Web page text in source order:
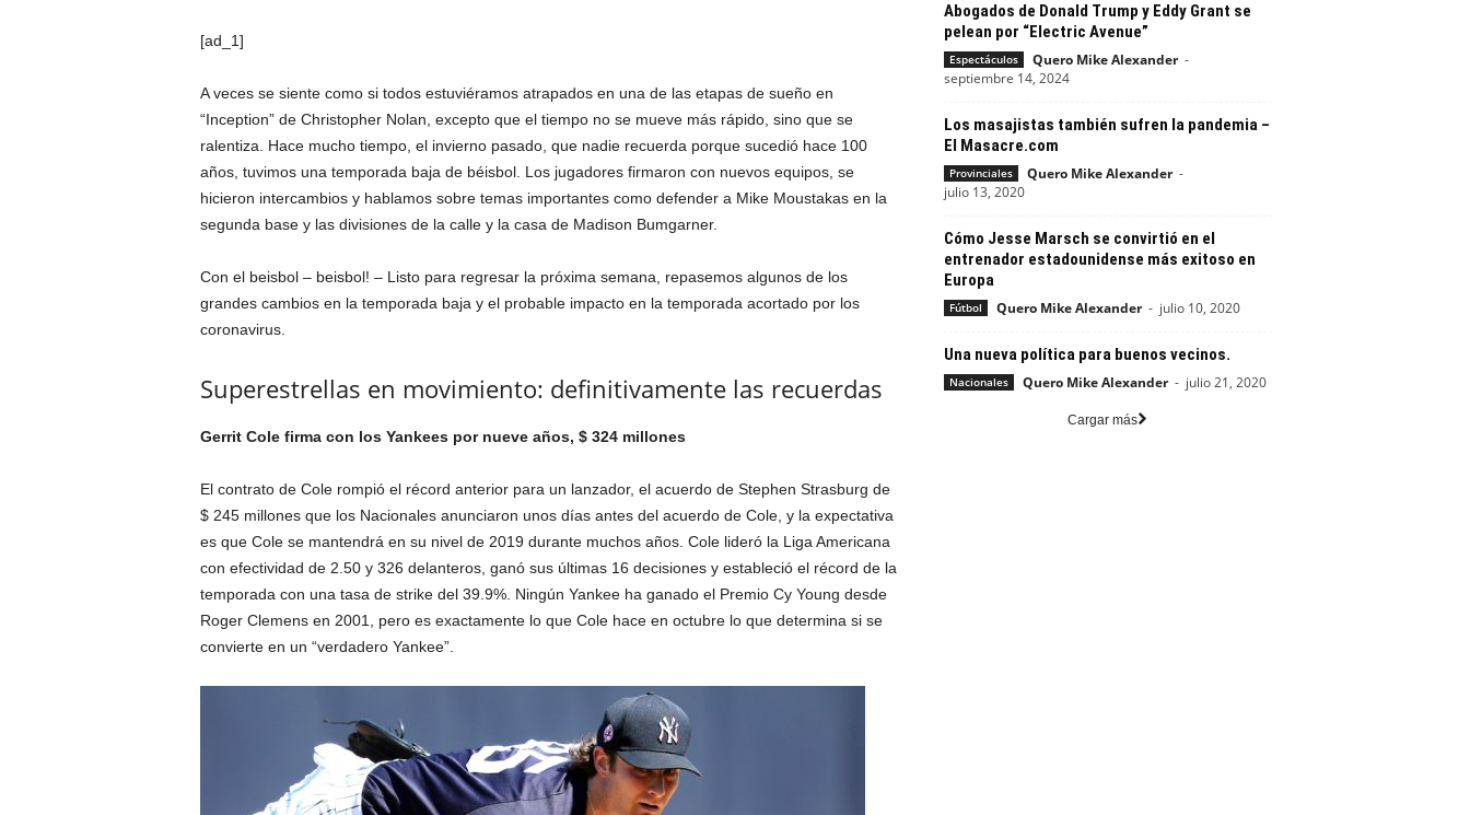
[ad_1]
A veces se siente como si todos estuviéramos atrapados en una de las etapas de sueño en
“Inception” de Christopher Nolan, excepto que el tiempo no se mueve más rápido, sino que se
ralentiza. Hace mucho tiempo, el invierno pasado, que nadie recuerda porque sucedió hace 100
años, tuvimos una temporada baja de béisbol. Los jugadores firmaron con nuevos equipos, se
hicieron intercambios y hablamos sobre temas importantes como defender a Mike Moustakas en la
segunda base y las divisiones de la calle y la casa de Madison Bumgarner.
Con el beisbol – beisbol! – Listo para regresar la próxima semana, repasemos algunos de los
grandes cambios en la temporada baja y el probable impacto en la temporada acortado por los
coronavirus.
Superestrellas en movimiento: definitivamente las recuerdas
Gerrit Cole firma con los Yankees por nueve años, $ 324 millones
El contrato de Cole rompió el récord anterior para un lanzador, el acuerdo de Stephen Strasburg de
$ 245 millones que los Nacionales anunciaron unos días antes del acuerdo de Cole, y la expectativa
es que Cole se mantendrá en su nivel de 2019 durante muchos años. Cole lideró la Liga Americana
con efectividad de 2.50 y 326 delanteros, ganó sus últimas 16 decisiones y estableció el récord de la
temporada con una tasa de strike del 39.9%. Ningún Yankee ha ganado el Premio Cy Young desde
Roger Clemens en 2001, pero es exactamente lo que Cole hace en octubre lo que determina si se
convierte en un “verdadero Yankee”.
Abogados de Donald Trump y Eddy Grant se
pelean por “Electric Avenue”
Espectáculos Quero Mike Alexander -
septiembre 14, 2024
Los masajistas también sufren la pandemia –
El Masacre.com
Provinciales Quero Mike Alexander -
julio 13, 2020
Cómo Jesse Marsch se convirtió en el
entrenador estadounidense más exitoso en
Europa
Fútbol Quero Mike Alexander - julio 10, 2020
Una nueva política para buenos vecinos.
Nacionales Quero Mike Alexander - julio 21, 2020
Cargar más